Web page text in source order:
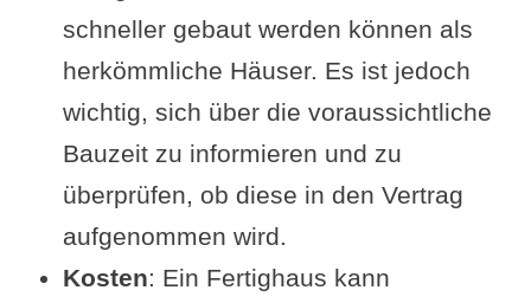
schneller gebaut werden können als
herkömmliche Häuser. Es ist jedoch
wichtig, sich über die voraussichtliche
Bauzeit zu informieren und zu
überprüfen, ob diese in den Vertrag
aufgenommen wird.
Kosten: Ein Fertighaus kann